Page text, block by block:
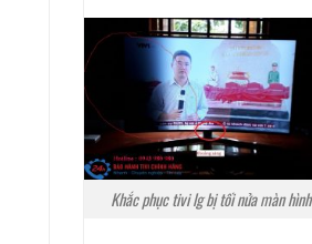
Khắc phục tivi lg bị tối nửa màn hình